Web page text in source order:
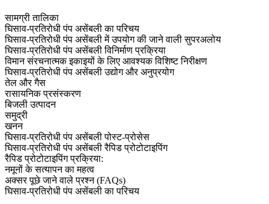
सामग्री तालिका
घिसाव-प्रतिरोधी पंप असेंबली का परिचय
घिसाव-प्रतिरोधी पंप असेंबली में उपयोग की जाने वाली सुपरअलोय
घिसाव-प्रतिरोधी पंप असेंबली विनिर्माण प्रक्रिया
विमान संरचनात्मक इकाइयों के लिए आवश्यक विशिष्ट निरीक्षण
घिसाव-प्रतिरोधी पंप असेंबली उद्योग और अनुप्रयोग
तेल और गैस
रासायनिक प्रसंस्करण
बिजली उत्पादन
समुद्री
खनन
घिसाव-प्रतिरोधी पंप असेंबली पोस्ट-प्रोसेस
घिसाव-प्रतिरोधी पंप असेंबली रैपिड प्रोटोटाइपिंग
रैपिड प्रोटोटाइपिंग प्रक्रिया:
नमूनों के सत्यापन का महत्व
अक्सर पूछे जाने वाले प्रश्न (FAQs)
घिसाव-प्रतिरोधी पंप असेंबली का परिचय